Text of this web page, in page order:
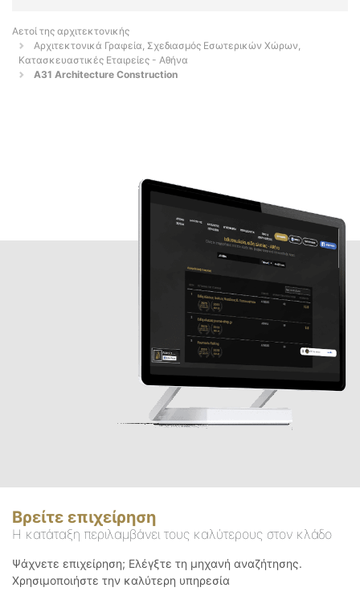
Αετοί της αρχιτεκτονικής
Αρχιτεκτονικά Γραφεία, Σχεδιασμός Εσωτερικών Χώρων,
Κατασκευαστικές Εταιρείες - Αθήνα
A31 Architecture Construction
Βρείτε επιχείρηση
Η κατάταξη περιλαμβάνει τους καλύτερους στον κλάδο
Ψάχνετε επιχείρηση; Ελέγξτε τη μηχανή αναζήτησης.
Χρησιμοποιήστε την καλύτερη υπηρεσία